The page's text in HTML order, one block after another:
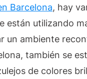
Barcelona, hay
están utilizando
un ambiente
también se
de colores